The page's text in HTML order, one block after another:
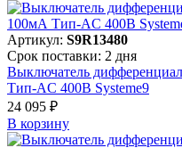
Артикул: S9R13480
Срок поставки: 2 дня
Выключатель
Тип-AC 400В Systeme9
24 095 ₽
В корзинy